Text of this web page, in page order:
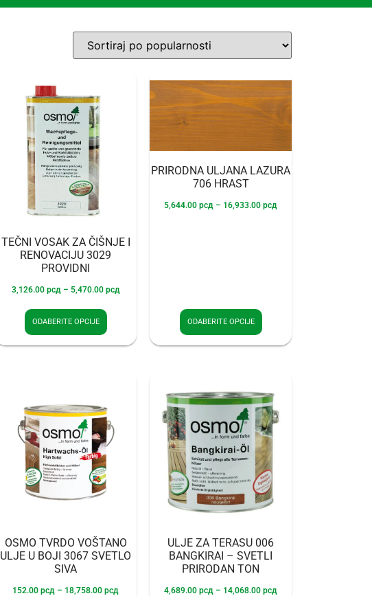
TEČNI VOSAK ZA ČIŠNJE I
RENOVACIJU 3029
PROVIDNI
3,126.00 рсд – 5,470.00 рсд
ODABERITE OPCIJE
PRIRODNA ULJANA LAZURA
706 HRAST
5,644.00рсд – 16,933.00рсд
ODABERITE OPCIJE
OSMO TVRDO VOŠTANO
ULJE U BOJI 3067 SVETLO
SIVA
152.00рсд – 18,758.00рсд
ULJE ZA TERASU 006
BANGKIRAI – SVETLI
PRIRODAN TON
4,689.00рсд – 14,068.00рсд